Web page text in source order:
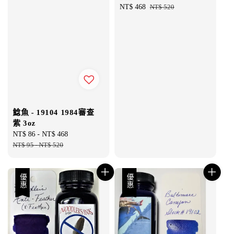
鯰魚 - 19104 1984審查
紫 3oz
Sale
price
NT$ 86 - NT$ 468
NT$ 95-NT$ 520
Sale
NT$ 468 Regular
NT$ 520
優惠 優惠